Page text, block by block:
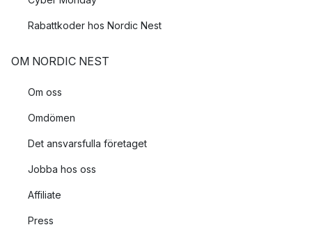
Rabattkoder hos Nordic Nest
OM NORDIC NEST
Om oss
Omdömen
Det ansvarsfulla företaget
Jobba hos oss
Affiliate
Press